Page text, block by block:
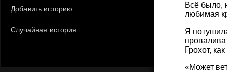
Добавить историю
Случайная история
Всё было,
любимая
Я
Грохот,
«Может